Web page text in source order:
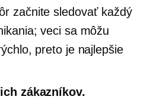
začnite sledovať každý
veci sa môžu
preto je najlepšie
zákazníkov.